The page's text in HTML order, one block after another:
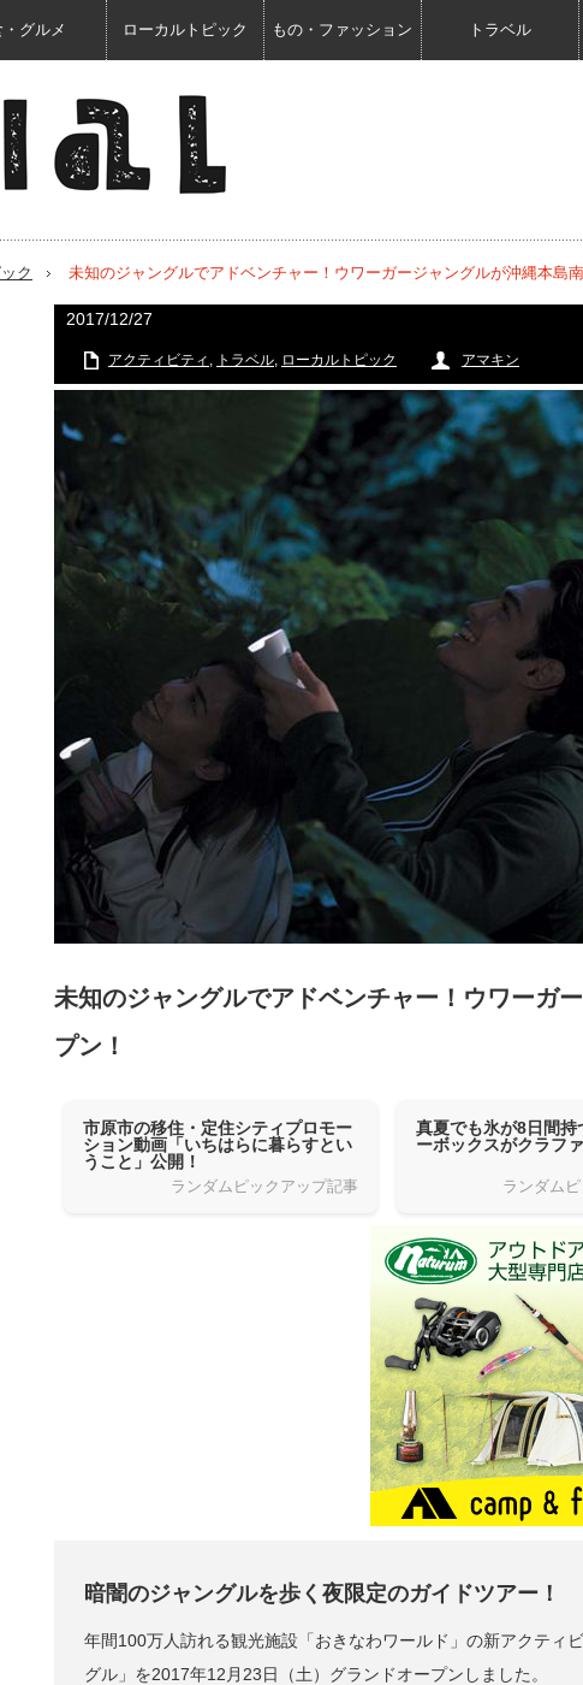
・グルメ ローカルトピック もの・ファッション トラベル
ク 未知のジャングルでアドベンチャー！ウワーガージャングルが沖縄本島
2017/12/27
アクティビティ , トラベル, ローカルトピック アマキン
未知のジャングルでアドベンチャー！ウワーガ
プン！
市原市の移住・定住シティプロモー
ション動画「いちはらに暮らすとい
うこと」公開！
ランダムピックアップ記事
真夏でも氷が8日間持
ーボックスがクラフ
ランダム
暗闇のジャングルを歩く夜限定のガイドツアー！
年間100万人訪れる観光施設「おきなわワールド」の新アクティ
グル」を2017年12月23日（土）グランドオープンしました。